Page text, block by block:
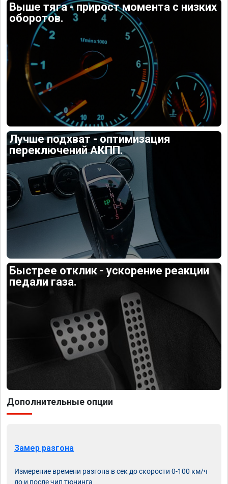
Выше тяга - прирост момента с низких
оборотов.
Лучше подхват - оптимизация
переключений АКПП.
Быстрее отклик - ускорение реакции
педали газа.
Дополнительные опции
Замер разгона
Измерение времени разгона в сек до скорости 0-100 км/ч
до и после чип тюнинга